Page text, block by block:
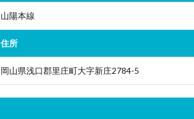
山陽本線
住所
岡山県浅口郡里庄町大字新庄2784-5